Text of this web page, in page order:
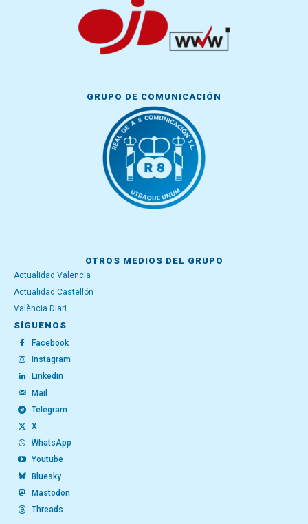
GRUPO DE COMUNICACIÓN
OTROS MEDIOS DEL GRUPO
Actualidad Valencia
Actualidad Castellón
València Diari
SÍGUENOS
Facebook
Instagram
Linkedin
Mail
Telegram
X
WhatsApp
Youtube
Bluesky
Mastodon
Threads